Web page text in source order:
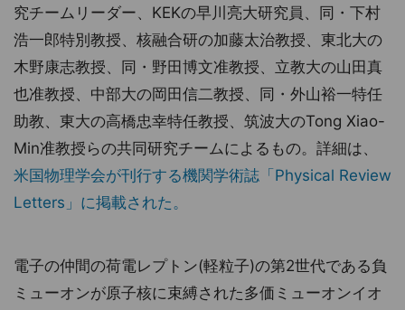
究チームリーダー、KEKの早川亮大研究員、同・下村
浩一郎特別教授、核融合研の加藤太治教授、東北大の
木野康志教授、同・野田博文准教授、立教大の山田真
也准教授、中部大の岡田信二教授、同・外山裕一特任
助教、東大の高橋忠幸特任教授、筑波大のTong Xiao-
Min准教授らの共同研究チームによるもの。詳細は、
米国物理学会が刊行する機関学術誌「Physical Review
Letters」に掲載された。
電子の仲間の荷電レプトン(軽粒子)の第2世代である負
ミューオンが原子核に束縛された多価ミューオンイオ